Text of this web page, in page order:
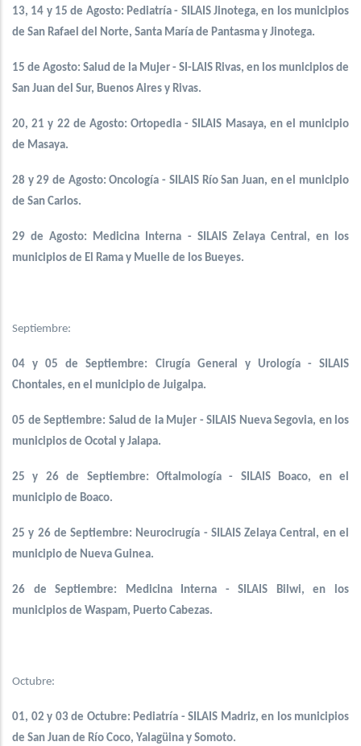
13, 14 y 15 de Agosto: Pediatría - SILAIS Jinotega, en los municipios
de San Rafael del Norte, Santa María de Pantasma y Jinotega.
15 de Agosto: Salud de la Mujer - SI-LAIS Rivas, en los municipios de
San Juan del Sur, Buenos Aires y Rivas.
20, 21 y 22 de Agosto: Ortopedia - SILAIS Masaya, en el municipio
de Masaya.
28 y 29 de Agosto: Oncología - SILAIS Río San Juan, en el municipio
de San Carlos.
29 de Agosto: Medicina Interna - SILAIS Zelaya Central, en los
municipios de El Rama y Muelle de los Bueyes.
Septiembre:
04 y 05 de Septiembre: Cirugía General y Urología - SILAIS
Chontales, en el municipio de Juigalpa.
05 de Septiembre: Salud de la Mujer - SILAIS Nueva Segovia, en los
municipios de Ocotal y Jalapa.
25 y 26 de Septiembre: Oftalmología - SILAIS Boaco, en el
municipio de Boaco.
25 y 26 de Septiembre: Neurocirugía - SILAIS Zelaya Central, en el
municipio de Nueva Guinea.
26 de Septiembre: Medicina Interna - SILAIS Bilwi, en los
municipios de Waspam, Puerto Cabezas.
Octubre:
01, 02 y 03 de Octubre: Pediatría - SILAIS Madriz, en los municipios
de San Juan de Río Coco, Yalagüina y Somoto.